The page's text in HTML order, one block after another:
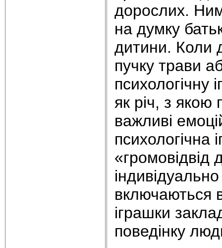
дорослих.
на думку
дитини. Коли
пучку трави
психологічну
як річ, з якою
важливі
психологічна
«громовідвід
включаються
іграшки
поведінку